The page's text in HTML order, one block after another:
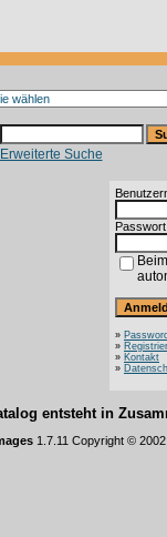
Erweiterte Suche
»
»
» Kontakt
»
entsteht in
1.7.11 Copyright ©